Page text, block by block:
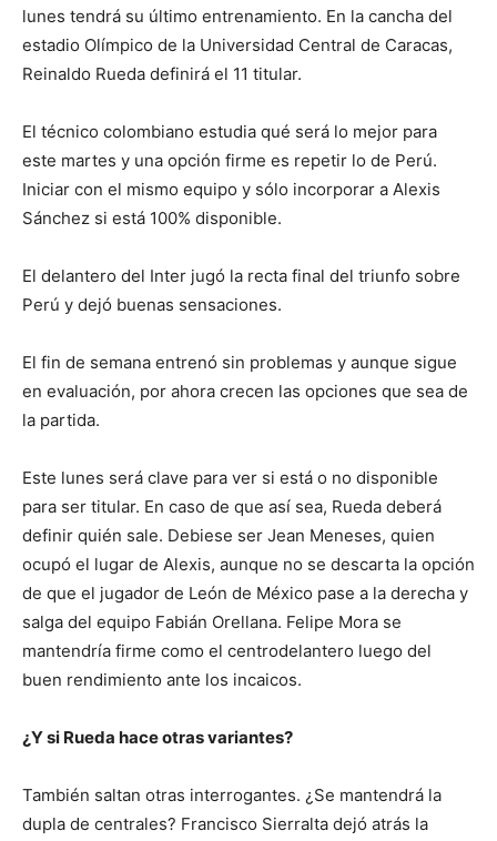
lunes tendrá su último entrenamiento. En la cancha del
estadio Olímpico de la Universidad Central de Caracas,
Reinaldo Rueda definirá el 11 titular.
El técnico colombiano estudia qué será lo mejor para
este martes y una opción firme es repetir lo de Perú.
Iniciar con el mismo equipo y sólo incorporar a Alexis
Sánchez si está 100% disponible.
El delantero del Inter jugó la recta final del triunfo sobre
Perú y dejó buenas sensaciones.
El fin de semana entrenó sin problemas y aunque sigue
en evaluación, por ahora crecen las opciones que sea de
la partida.
Este lunes será clave para ver si está o no disponible
para ser titular. En caso de que así sea, Rueda deberá
definir quién sale. Debiese ser Jean Meneses, quien
ocupó el lugar de Alexis, aunque no se descarta la opción
de que el jugador de León de México pase a la derecha y
salga del equipo Fabián Orellana. Felipe Mora se
mantendría firme como el centrodelantero luego del
buen rendimiento ante los incaicos.
¿Y si Rueda hace otras variantes?
También saltan otras interrogantes. ¿Se mantendrá la
dupla de centrales? Francisco Sierralta dejó atrás la